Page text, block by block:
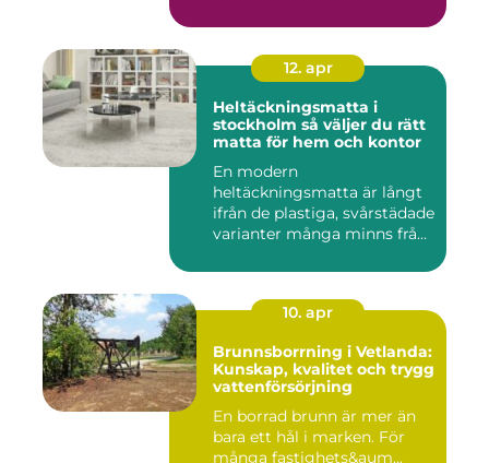
12. apr
Heltäckningsmatta i
stockholm så väljer du rätt
matta för hem och kontor
En modern
heltäckningsmatta är långt
ifrån de plastiga, svårstädade
varianter många minns från
10. apr
Brunnsborrning i Vetlanda:
Kunskap, kvalitet och trygg
vattenförsörjning
En borrad brunn är mer än
bara ett hål i marken. För
många fastighets&aum...